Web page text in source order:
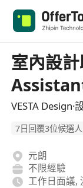
室內設
VESTA Design·
7日回覆3位候選人
元朗
不限經驗
工作日面議,